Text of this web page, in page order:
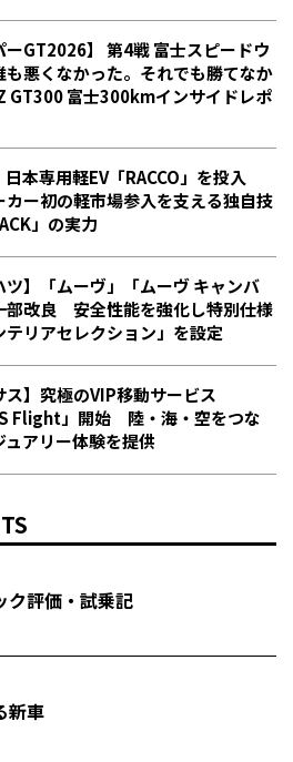
ーGT2026】 第4戦 富士スピードウ
悪くなかった。それでも勝てなか
GT300 富士300kmインサイドレポ
日本専用軽EV「RACCO」を投入
カー初の軽市場参入を支える独自技
」の実力
ツ】「ムーヴ」「ムーヴ キャンバ
部改良 安全性能を強化し特別仕様
テリアセレクション」を設定
ス】究極のVIP移動サービス
Flight」開始 陸・海・空をつな
ュアリー体験を提供
ク評価・試乗記
新車